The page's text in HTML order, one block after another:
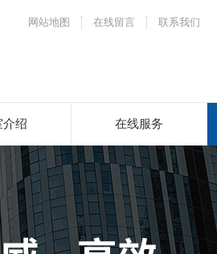
网站地图 在线留言 联系我们
介绍 在线服务